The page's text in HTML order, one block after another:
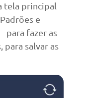
tela principal
e
para fazer as
para salvar as